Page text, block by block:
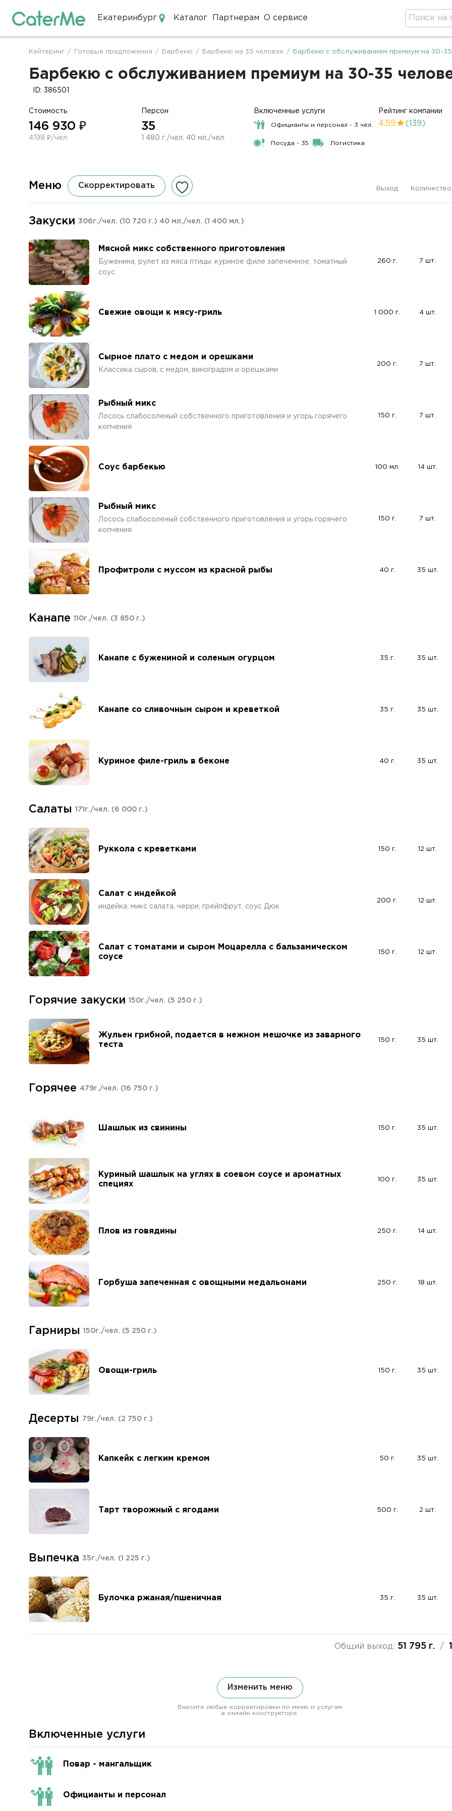
Екатеринбург Каталог Партнерам О сервисе
Строка
навигации
Кейтеринг / Готовые предложения / Барбекю / Барбекю на 35 человек / Барбекю с обслуживанием премиум на 30-
Барбекю с обслуживанием премиум на 30-35
ID: 386501
Стоимость
146 930 ₽
4198 ₽/чел
Персон
35
1 480 г./чел. 40 мл./чел.
Включенные услуги
Официанты и персонал - 3 чел.
Посуда - 35 Логистика
Рейтинг компании
4.59 (139)
Меню Скорректировать Выход Количество
Закуски 306г./чел. (10 720 г.) 40 мл./чел. (1 400 мл.)
Мясной микс собственного приготовления
Буженина, рулет из мяса птицы, куриное филе запеченное, томатный
соус
260 г. 7 шт.
Свежие овощи к мясу-гриль 1 000 г. 4 шт.
Сырное плато с медом и орешками
Классика сыров, с медом, виноградом и орешками
200 г. 7 шт.
Рыбный микс
Лосось слабосоленый собственного приготовления и угорь горячего
копчения
150 г. 7 шт.
Соус барбекью 100 мл. 14 шт.
Рыбный микс
Лосось слабосоленый собственного приготовления и угорь горячего
копчения
150 г. 7 шт.
Профитроли с муссом из красной рыбы 40 г. 35 шт.
Канапе 110г./чел. (3 850 г.)
Канапе с бужениной и соленым огурцом 35 г. 35 шт.
Канапе со сливочным сыром и креветкой 35 г. 35 шт.
Куриное филе-гриль в беконе 40 г. 35 шт.
Салаты 171г./чел. (6 000 г.)
Руккола с креветками 150 г. 12 шт.
Салат с индейкой
индейка, микс салата, черри, грейпфрут, соус Дюк
200 г. 12 шт.
Салат с томатами и сыром Моцарелла с бальзамическом
соусе
150 г. 12 шт.
Горячие закуски 150г./чел. (5 250 г.)
Жульен грибной, подается в нежном мешочке из заварного
теста
150 г. 35 шт.
Горячее 479г./чел. (16 750 г.)
Шашлык из свинины 150 г. 35 шт.
Куриный шашлык на углях в соевом соусе и ароматных
специях
100 г. 35 шт.
Плов из говядины 250 г. 14 шт.
Горбуша запеченная с овощными медальонами 250 г. 18 шт.
Гарниры 150г./чел. (5 250 г.)
Овощи-гриль 150 г. 35 шт.
Десерты 79г./чел. (2 750 г.)
Капкейк с легким кремом 50 г. 35 шт.
Тарт творожный с ягодами 500 г. 2 шт.
Выпечка 35г./чел. (1 225 г.)
Булочка ржаная/пшеничная 35 г. 35 шт.
Общий выход: 51 795 г./
Изменить меню
Внесите любые корректировки по меню и услугам
в онлайн конструкторе.
Включенные услуги
Повар - мангальщик
Официанты и персонал